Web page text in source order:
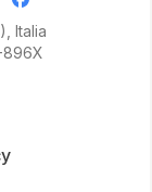
Italia
896X